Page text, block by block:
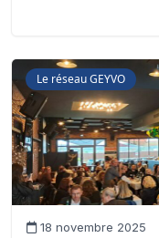
Le réseau GEYVO
18 novembre 2025